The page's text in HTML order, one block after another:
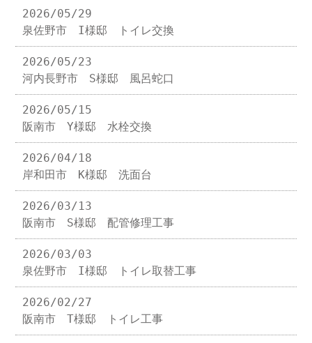
2026/05/29
泉佐野市 I様邸 トイレ交換
2026/05/23
河内長野市 S様邸 風呂蛇口
2026/05/15
阪南市 Y様邸 水栓交換
2026/04/18
岸和田市 K様邸 洗面台
2026/03/13
阪南市 S様邸 配管修理工事
2026/03/03
泉佐野市 I様邸 トイレ取替工事
2026/02/27
阪南市 T様邸 トイレ工事